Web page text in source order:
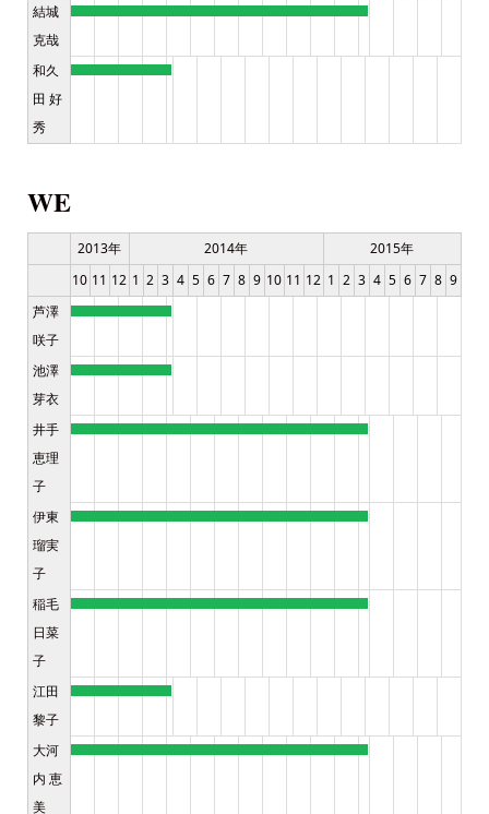
結城
克哉
和久
田 好
秀
WE
2013年 2014年
2015年
10 11 12 1 2 3 4 5 6 7 8 9 10 11 12 1 2 3 4 5 6 7 8 9
芦澤
咲子
池澤
芽衣
井手
恵理
子
伊東
瑠実
子
稲毛
日菜
子
江田
黎子
大河
内 恵
美